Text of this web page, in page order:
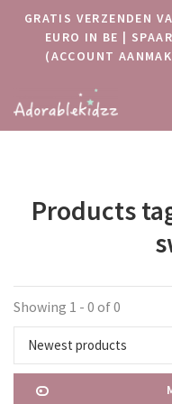
GRATIS VERZENDEN
EURO IN BE |
(ACCOUNT
Products
Showing 1 - 0 of 0
Newest products